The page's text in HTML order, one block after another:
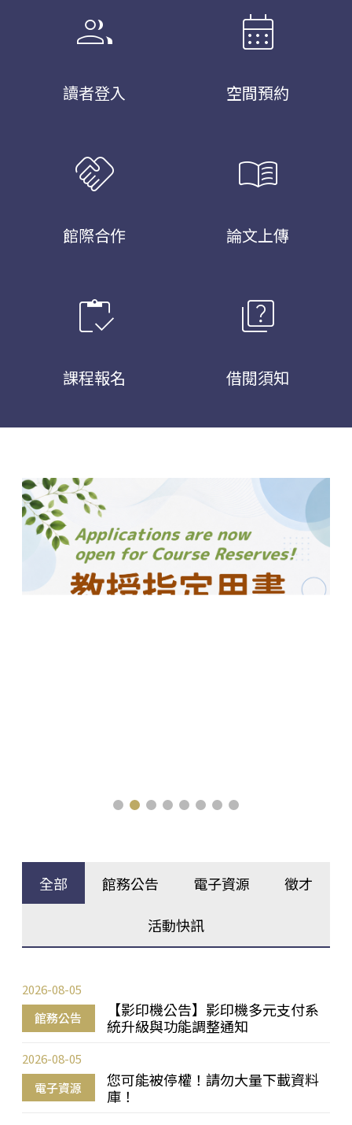
group
讀者登入
calendar_month
空間預約
handshake
館際合作
menu_book
論文上傳
inventory
課程報名
quiz
借閱須知
全部 館務公告 電子資源 徵才
活動快訊
館務公告
【影印機公告】影印機多元支付系
統升級與功能調整通知
2026-08-05
電子資源
您可能被停權！請勿大量下載資料
庫！
2026-08-05